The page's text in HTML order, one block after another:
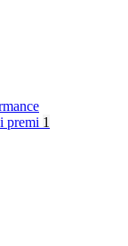
premi 1